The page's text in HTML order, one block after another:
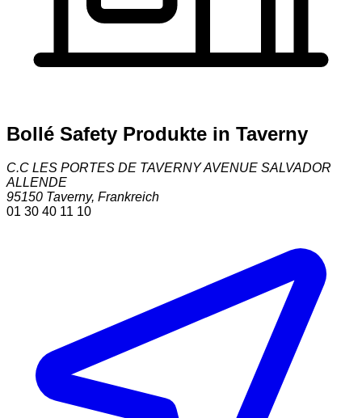
Bollé Safety Produkte in Taverny
C.C LES PORTES DE TAVERNY AVENUE SALVADOR
ALLENDE
95150 Taverny, Frankreich
01 30 40 11 10